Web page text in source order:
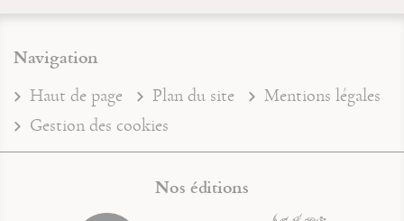
Navigation
Haut de page Plan du site
Mentions légales
Gestion des cookies
Nos éditions